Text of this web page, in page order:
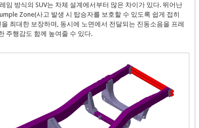
임 방식의 SUV는 차체 설계에서부터 많은 차이가 있다. 뛰어난
Zone(사고 발생 시 탑승자를 보호할 수 있도록 쉽게 접히
최대한 보장하며, 동시에 노면에서 전달되는 진동소음을 프레
주행감도 함께 높여줄 수 있다.